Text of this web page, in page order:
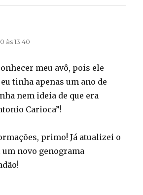
às 13:40
meu avô, pois ele
tinha apenas um ano de
nem ideia de que era
Carioca”!
primo! Já atualizei o
novo genograma